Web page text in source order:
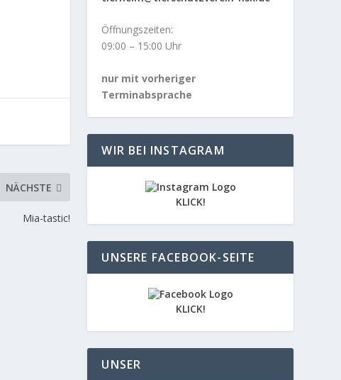
NÄCHSTE
Mia-tastic!
Öffnungszeiten:
09:00 – 15:00 Uhr
nur mit vorheriger
Terminabsprache
WIR BEI INSTAGRAM
KLICK!
UNSERE FACEBOOK-SEITE
KLICK!
UNSER